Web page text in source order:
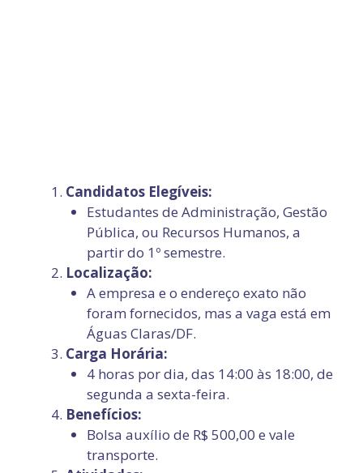
Candidatos Elegíveis:
Estudantes de Administração, Gestão
Pública, ou Recursos Humanos, a
partir do 1º semestre.
Localização:
A empresa e o endereço exato não
foram fornecidos, mas a vaga está em
Águas Claras/DF.
Carga Horária:
4 horas por dia, das 14:00 às 18:00, de
segunda a sexta-feira.
Benefícios:
Bolsa auxílio de R$ 500,00 e vale
transporte.